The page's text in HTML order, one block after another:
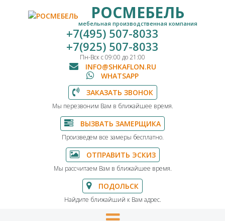
РОСМЕБЕЛЬ
мебельная производственная компания
+7(495) 507-8033
+7(925) 507-8033
Пн-Вск с 09:00 до 21:00
INFO@SHKAFLON.RU
WHATSAPP
ЗАКАЗАТЬ ЗВОНОК
Мы перезвоним Вам в ближайшее время.
ВЫЗВАТЬ ЗАМЕРЩИКА
Произведем все замеры бесплатно.
ОТПРАВИТЬ ЭСКИЗ
Мы рассчитаем Вам в ближайшее время.
ПОДОЛЬСК
Найдите ближайший к Вам адрес.